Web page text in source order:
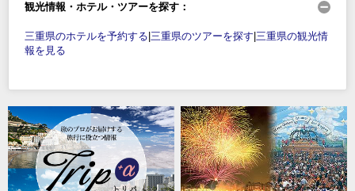
観光情報・ホテル・ツアーを探す：
三重県のホテルを予約する 三重県のツアーを探す 三重県の観光情
報を見る